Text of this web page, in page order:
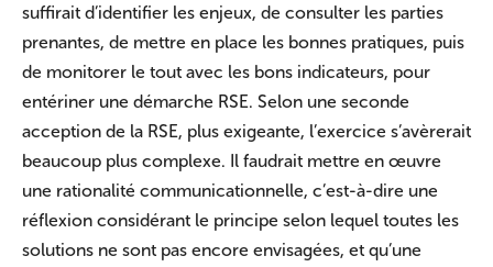
suffirait d’identifier les enjeux, de consulter les parties
prenantes, de mettre en place les bonnes pratiques, puis
de monitorer le tout avec les bons indicateurs, pour
entériner une démarche RSE. Selon une seconde
acception de la RSE, plus exigeante, l’exercice s’avèrerait
beaucoup plus complexe. Il faudrait mettre en œuvre
une rationalité communicationnelle, c’est-à-dire une
réflexion considérant le principe selon lequel toutes les
solutions ne sont pas encore envisagées, et qu’une